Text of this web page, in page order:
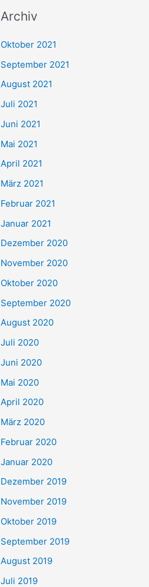
h
e
n
h
:
Archiv
Oktober 2021
September 2021
August 2021
Juli 2021
Juni 2021
Mai 2021
April 2021
März 2021
Februar 2021
Januar 2021
Dezember 2020
November 2020
Oktober 2020
September 2020
August 2020
Juli 2020
Juni 2020
Mai 2020
April 2020
März 2020
Februar 2020
Januar 2020
Dezember 2019
November 2019
Oktober 2019
September 2019
August 2019
Juli 2019